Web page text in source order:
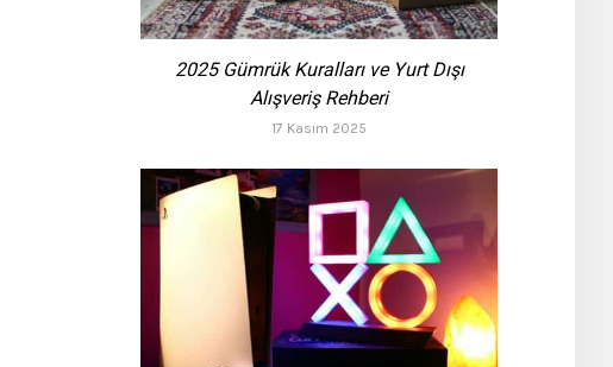
2025 Gümrük Kuralları ve Yurt Dışı
Alışveriş Rehberi
17 Kasım 2025